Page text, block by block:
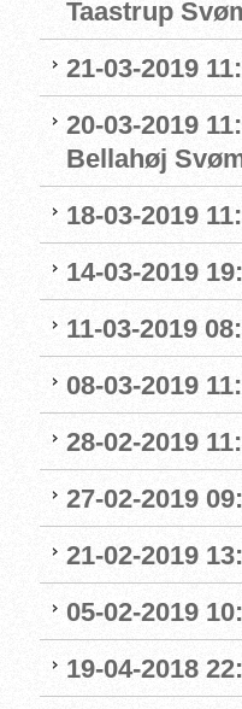
Taastrup
21-03-2019
20-03-2019
Bellahøj
18-03-2019
14-03-2019
11-03-2019
08-03-2019
28-02-2019
27-02-2019
21-02-2019
05-02-2019
19-04-2018